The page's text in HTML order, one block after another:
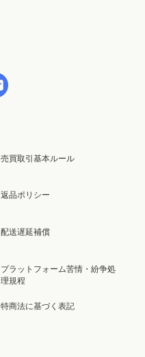
売買取引基本ルール
返品ポリシー
配送遅延補償
プラットフォーム苦情・紛争処
理規程
特商法に基づく表記